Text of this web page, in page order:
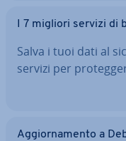
I 7 migliori servizi di
Salva i tuoi dati al
servizi per
Ag­gior­na­men­to a